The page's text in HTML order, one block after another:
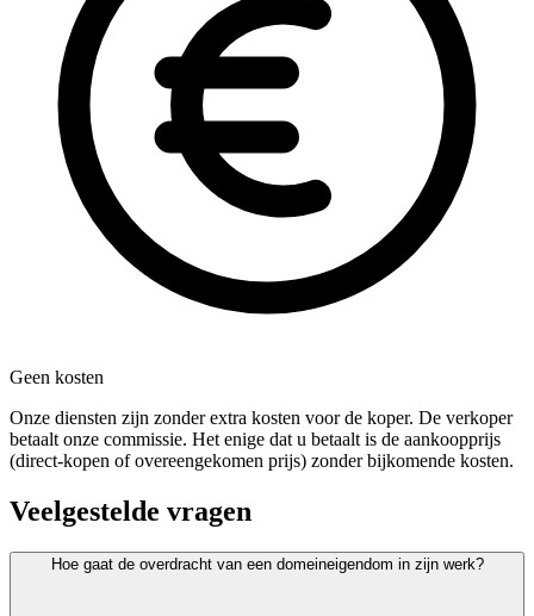
Geen kosten
Onze diensten zijn zonder extra kosten voor de koper. De verkoper
betaalt onze commissie. Het enige dat u betaalt is de aankoopprijs
(direct-kopen of overeengekomen prijs) zonder bijkomende kosten.
Veelgestelde vragen
Hoe gaat de overdracht van een domeineigendom in zijn werk?